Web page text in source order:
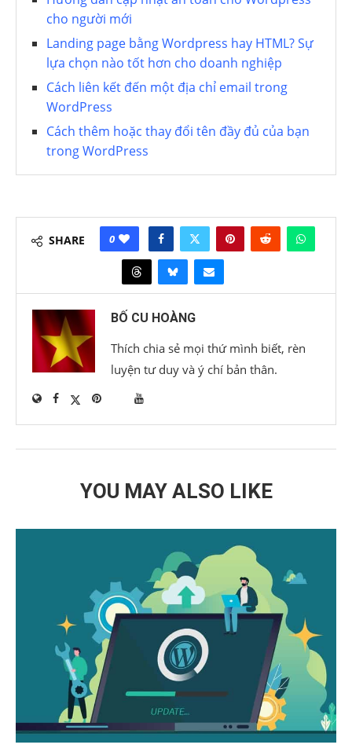
cho người mới
Landing page bằng Wordpress hay HTML? Sự
lựa chọn nào tốt hơn cho doanh nghiệp
Cách liên kết đến một địa chỉ email trong
WordPress
Cách thêm hoặc thay đổi tên đầy đủ của bạn
trong WordPress
SHARE 0
BỐ CU HOÀNG
Thích chia sẻ mọi thứ mình biết, rèn
luyện tư duy và ý chí bản thân.
YOU MAY ALSO LIKE